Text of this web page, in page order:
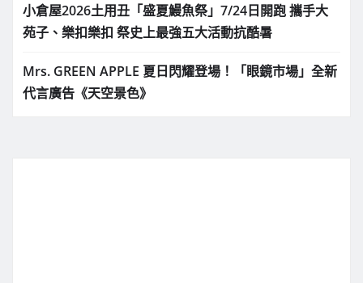
小倉屋2026土用丑「盛夏鰻魚祭」7/24日開跑 攜手大
苑子、樂扣樂扣 祭史上最強五大活動抗酷暑
Mrs. GREEN APPLE 夏日閃耀登場！「眼鏡市場」全新
代言廣告《天空景色》